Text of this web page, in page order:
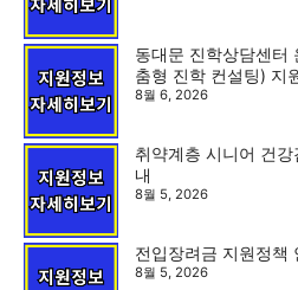
동대문 진학상담센터
춤형 진학 컨설팅) 지
8월 6, 2026
취약계층 시니어 건
내
8월 5, 2026
전입장려금 지원정책
8월 5, 2026